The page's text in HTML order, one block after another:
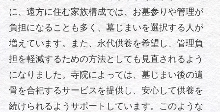
に、遠方に住む家族構成では、お墓参りや管理が
負担になることも多く、墓じまいを選択する人が
増えています。また、永代供養を希望し、管理負
担を軽減するための方法としても見直されるよう
になりました。寺院によっては、墓じまい後の遺
骨を合祀するサービスを提供し、安心して供養を
続けられるようサポートしています。このような